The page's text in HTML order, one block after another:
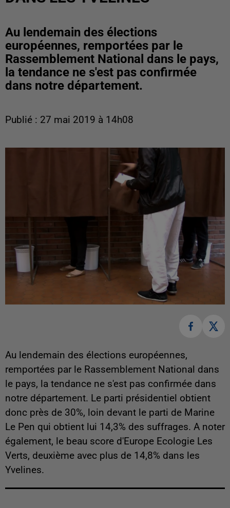
Au lendemain des élections
européennes, remportées par le
Rassemblement National dans le pays,
la tendance ne s'est pas confirmée
dans notre département.
Publié : 27 mai 2019 à 14h08
Au lendemain des élections européennes,
remportées par le Rassemblement National dans
le pays, la tendance ne s'est pas confirmée dans
notre département. Le parti présidentiel obtient
donc près de 30%, loin devant le parti de Marine
Le Pen qui obtient lui 14,3% des suffrages. A noter
également, le beau score d'Europe Ecologie Les
Verts, deuxième avec plus de 14,8% dans les
Yvelines.